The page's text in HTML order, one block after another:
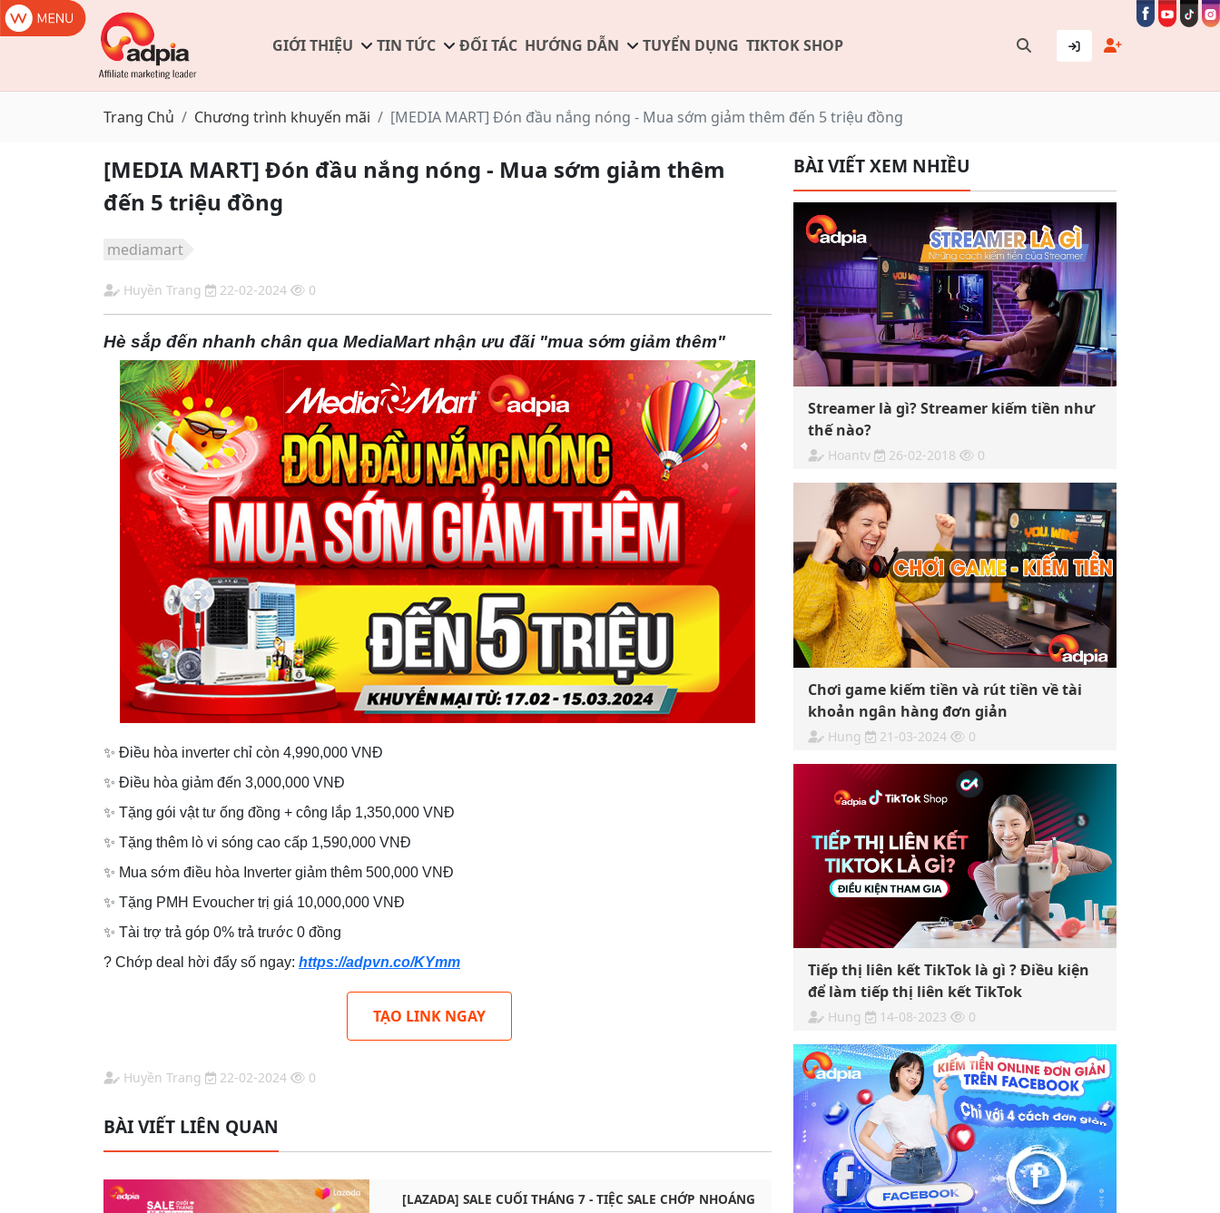
GIỚI THIỆU TIN TỨC ĐỐI TÁC HƯỚNG DẪN TUYỂN DỤNG TIKTOK SHOP
Trang Chủ Chương trình khuyến mãi [MEDIA MART] Đón đầu nắng nóng - Mua sớm giảm thêm đến 5 triệu đồng
[MEDIA MART] Đón đầu nắng nóng - Mua sớm giảm thêm
đến 5 triệu đồng
mediamart
Huyền Trang 22-02-2024 0
Hè sắp đến nhanh chân qua MediaMart nhận ưu đãi "mua sớm giảm thêm"
✨ Điều hòa inverter chỉ còn 4,990,000 VNĐ
✨ Điều hòa giảm đến 3,000,000 VNĐ
✨ Tặng gói vật tư ống đồng + công lắp 1,350,000 VNĐ
✨ Tặng thêm lò vi sóng cao cấp 1,590,000 VNĐ
✨ Mua sớm điều hòa Inverter giảm thêm 500,000 VNĐ
✨ Tặng PMH Evoucher trị giá 10,000,000 VNĐ
✨ Tài trợ trả góp 0% trả trước 0 đồng
? Chớp deal hời đẩy số ngay: https://adpvn.co/KYmm
TẠO LINK NGAY
Huyền Trang 22-02-2024 0
BÀI VIẾT LIÊN QUAN
[LAZADA] SALE CUỐI THÁNG 7 - TIỆC SALE CHỚP NHOÁNG
BÀI VIẾT XEM NHIỀU
Streamer là gì? Streamer kiếm tiền như
thế nào?
Hoantv 26-02-2018 0
Chơi game kiếm tiền và rút tiền về tài
khoản ngân hàng đơn giản
Hung 21-03-2024 0
Tiếp thị liên kết TikTok là gì ? Điều kiện
để làm tiếp thị liên kết TikTok
Hung 14-08-2023 0